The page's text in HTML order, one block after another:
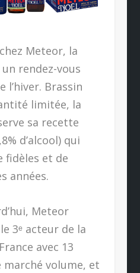
Meteor, la
rendez-vous
l’hiver. Brassin
limitée, la
sa recette
d’alcool) qui
fidèles et de
années.
Meteor
3ᵉ acteur de la
avec 13
volume, et